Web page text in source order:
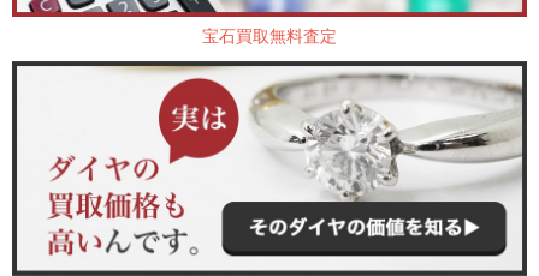
宝石買取無料査定